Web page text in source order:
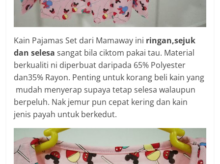
Kain Pajamas Set dari Mamaway ini ringan,sejuk
dan selesa sangat bila ciktom pakai tau. Material
berkualiti ni diperbuat daripada 65% Polyester
dan35% Rayon. Penting untuk korang beli kain yang
mudah menyerap supaya tetap selesa walaupun
berpeluh. Nak jemur pun cepat kering dan kain
jenis payah untuk berkedut.